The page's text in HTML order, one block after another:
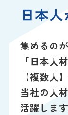
日本人
集めるの
「日本人
【複数人
当社の人
活躍します